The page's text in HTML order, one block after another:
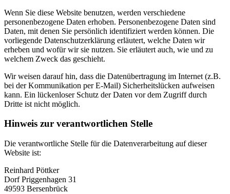
Wenn Sie diese Website benutzen, werden verschiedene
personenbezogene Daten erhoben. Personenbezogene Daten sind
Daten, mit denen Sie persönlich identifiziert werden können. Die
vorliegende Datenschutzerklärung erläutert, welche Daten wir
erheben und wofür wir sie nutzen. Sie erläutert auch, wie und zu
welchem Zweck das geschieht.
Wir weisen darauf hin, dass die Datenübertragung im Internet (z.B.
bei der Kommunikation per E-Mail) Sicherheitslücken aufweisen
kann. Ein lückenloser Schutz der Daten vor dem Zugriff durch
Dritte ist nicht möglich.
Hinweis zur verantwortlichen Stelle
Die verantwortliche Stelle für die Datenverarbeitung auf dieser
Website ist:
Reinhard Pöttker
Dorf Priggenhagen 31
49593 Bersenbrück